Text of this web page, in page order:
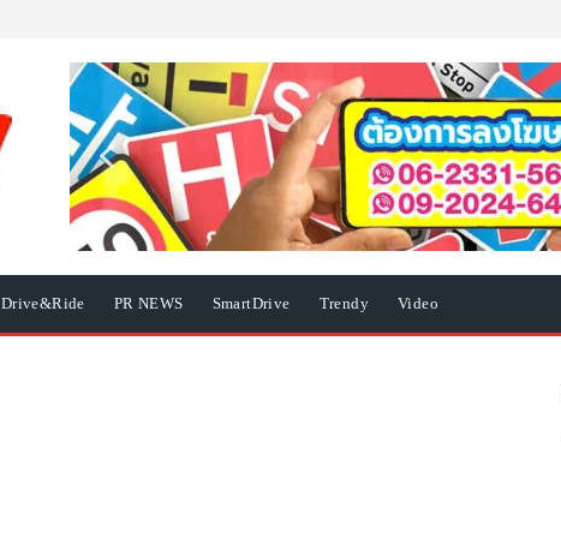
Drive&Ride PR NEWS SmartDrive Trendy Video